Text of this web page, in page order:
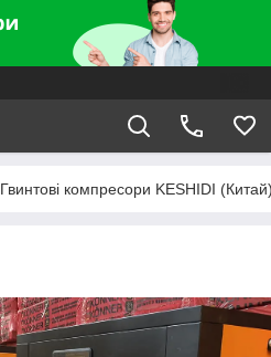
Гвинтові компресори KESHIDI